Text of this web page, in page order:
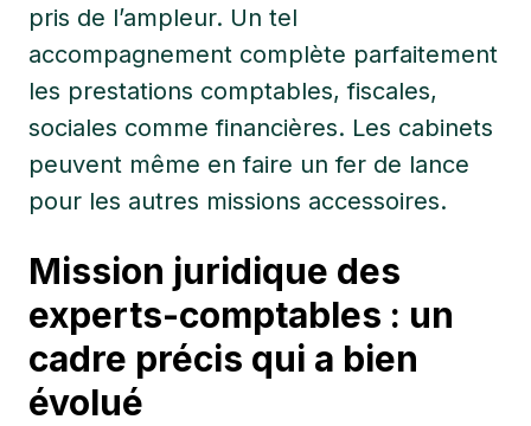
pris de l’ampleur. Un tel
accompagnement complète parfaitement
les prestations comptables, fiscales,
sociales comme financières. Les cabinets
peuvent même en faire un fer de lance
pour les autres missions accessoires.
Mission juridique des
experts-comptables : un
cadre précis qui a bien
évolué